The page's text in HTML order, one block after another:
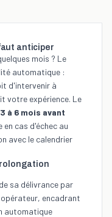
anticiper
mois ? Le
automatique :
d'intervenir à
votre expérience. Le
3 à 6 mois avant
cas d'échec au
avec le calendrier
sa délivrance par
opérateur, encadrant
automatique